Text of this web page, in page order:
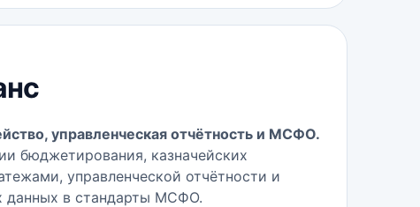
управленческая отчётность и МСФО.
бюджетирования, казначейских
управленческой отчётности и
данных в стандарты МСФО.